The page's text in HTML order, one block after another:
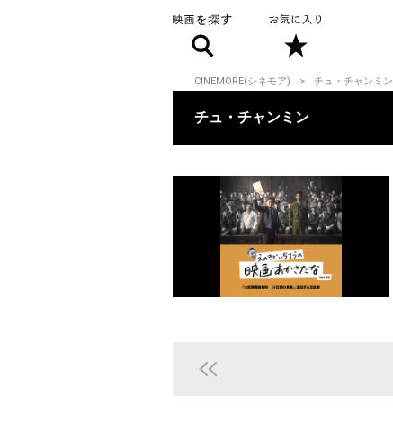
CINEMORE(シネモア) チュ・チャンミン
チュ・チャンミン